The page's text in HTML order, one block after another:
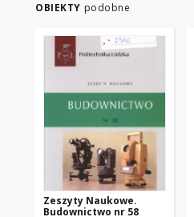
OBIEKTY podobne
Zeszyty Naukowe.
Budownictwo nr 58